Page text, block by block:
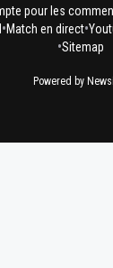
pour les
•Match en direct•
•Sitemap
Powered by